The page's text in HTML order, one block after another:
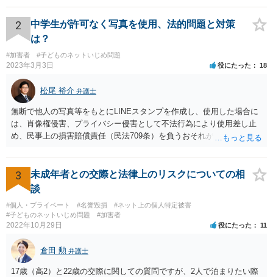
2
中学生が許可なく写真を使用、法的問題と対策
は？
#加害者 #子どものネットいじめ問題
2023年3月3日 役にたった 18
松尾 裕介 弁護士
無断で他人の写真等をもとにLINEスタンプを作成し、使用した場合に
は、肖像権侵害、プライバシー侵害として不法行為により使用差し止
め、民事上の損害賠償責任（民法709条）を負うおそれがあります。
辱罪などの刑事責任を追及されるおそれもあると考えられます。
3
未成年者との交際と法律上のリスクについての相
談
#個人・プライベート #名誉毀損
#ネット上の個人特定被害
#子どものネットいじめ問題
#加害者
2022年10月29日 役にたった 11
倉田 勲 弁護士
17歳（高2）と22歳の交際に関しての質問ですが、2人で泊まりたい際